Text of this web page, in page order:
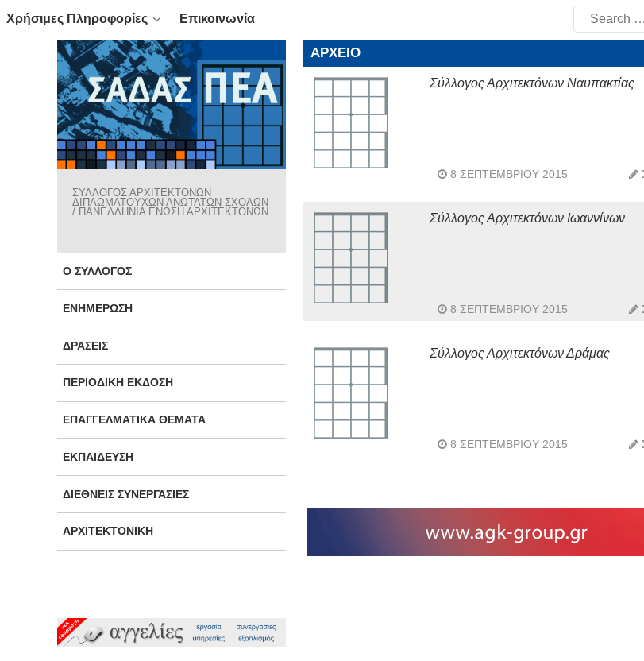
Χρήσιμες Πληροφορίες Επικοινωνία
Search
for:
ΣΥΛΛΟΓΟΣ ΑΡΧΙΤΕΚΤΟΝΩΝ
ΔΙΠΛΩΜΑΤΟΥΧΩΝ ΑΝΩΤΑΤΩΝ ΣΧΟΛΩΝ
/ ΠΑΝΕΛΛΗΝΙΑ ΕΝΩΣΗ ΑΡΧΙΤΕΚΤΟΝΩΝ
Ο ΣΎΛΛΟΓΟΣ
ΕΝΗΜΈΡΩΣΗ
ΔΡΆΣΕΙΣ
ΠΕΡΙΟΔΙΚΉ ΈΚΔΟΣΗ
ΕΠΑΓΓΕΛΜΑΤΙΚΆ ΘΈΜΑΤΑ
ΕΚΠΑΊΔΕΥΣΗ
ΔΙΕΘΝΕΊΣ ΣΥΝΕΡΓΑΣΊΕΣ
ΑΡΧΙΤΕΚΤΟΝΙΚΉ
ΑΡΧΕΊΟ
Σύλλογος Αρχιτεκτόνων Ναυπακτίας
8 ΣΕΠΤΕΜΒΡΊΟΥ 2015
Σύλλογος Αρχιτεκτόνων Ιωαννίνων
8 ΣΕΠΤΕΜΒΡΊΟΥ 2015
Σύλλογος Αρχιτεκτόνων Δράμας
8 ΣΕΠΤΕΜΒΡΊΟΥ 2015